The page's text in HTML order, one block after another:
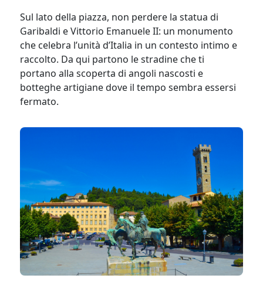
Sul lato della piazza, non perdere la statua di
Garibaldi e Vittorio Emanuele II: un monumento
che celebra l’unità d’Italia in un contesto intimo e
raccolto. Da qui partono le stradine che ti
portano alla scoperta di angoli nascosti e
botteghe artigiane dove il tempo sembra essersi
fermato.